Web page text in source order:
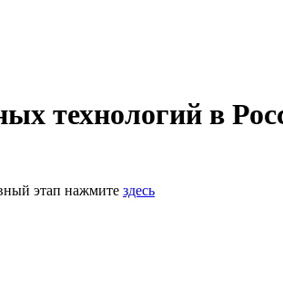
технологий в
этап нажмите здесь